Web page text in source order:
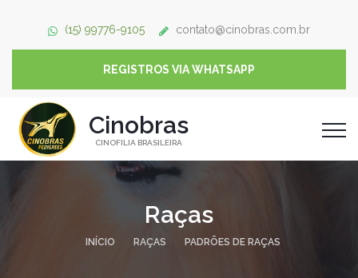
(15) 99776-9105 contato@cinobras.com.br
REGISTROS VIA WHATSAPP
Cinobras
CINOFILIA BRASILEIRA
Raças
INÍCIO RAÇAS PADRÕES DE RAÇAS